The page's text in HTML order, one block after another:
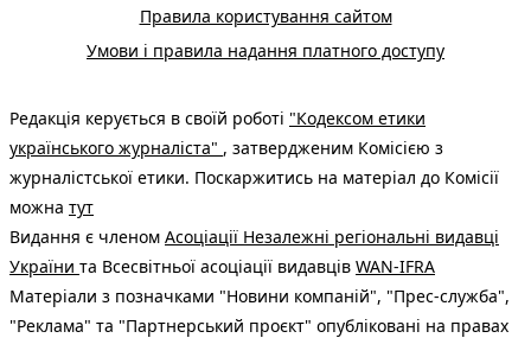
Правила користування сайтом
Умови і правила надання платного доступу
Редакція керується в своїй роботі "Кодексом етики
українського журналіста" , затвердженим Комісією з
журналістської етики. Поскаржитись на матеріал до Комісії
можна тут
Видання є членом Асоціації Незалежні регіональні видавці
України та Всесвітньої асоціації видавців WAN-IFRA
Матеріали з позначками "Новини компаній", "Прес-служба",
"Реклама" та "Партнерський проєкт" опубліковані на правах